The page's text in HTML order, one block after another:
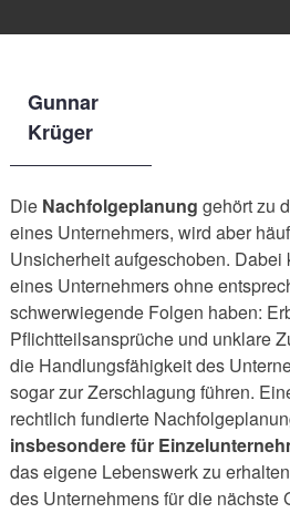
Gunnar
Krüger
Die Nachfolgeplanung gehört zu
eines Unternehmers, wird aber
Unsicherheit aufgeschoben. Dabei
eines Unternehmers ohne
schwerwiegende Folgen haben:
Pflichtteilsansprüche und unklare
die Handlungsfähigkeit des
sogar zur Zerschlagung führen.
rechtlich fundierte
insbesondere für
das eigene Lebenswerk zu
des Unternehmens für die nächste